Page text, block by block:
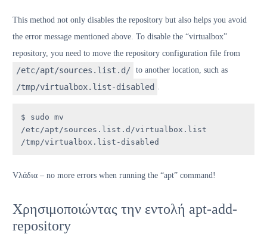
This method not only disables the repository but also helps you avoid
the error message mentioned above. To disable the “virtualbox”
repository, you need to move the repository configuration file from
/etc/apt/sources.list.d/ to another location, such as
/tmp/virtualbox.list-disabled .
$ sudo mv
/etc/apt/sources.list.d/virtualbox.list
/tmp/virtualbox.list-disabled
Vλάδια – no more errors when running the “apt” command!
Χρησιμοποιώντας την εντολή apt-add-
repository